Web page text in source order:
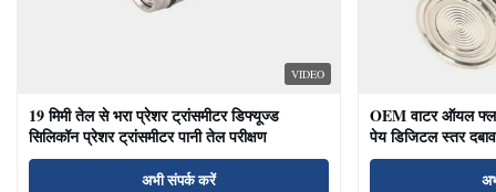
VIDEO
19 मिमी तेल से भरा प्रेशर ट्रांसमीटर डिफ्यूज्ड
सिलिकॉन प्रेशर ट्रांसमीटर पानी तेल परीक्षण
अभी संपर्क करें
OEM वाटर ऑयल
पेय डिजिटल स्तर